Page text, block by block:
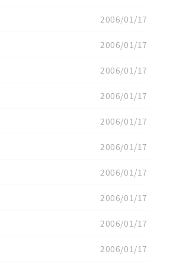
2006/01/17
2006/01/17
2006/01/17
2006/01/17
2006/01/17
2006/01/17
2006/01/17
2006/01/17
2006/01/17
2006/01/17